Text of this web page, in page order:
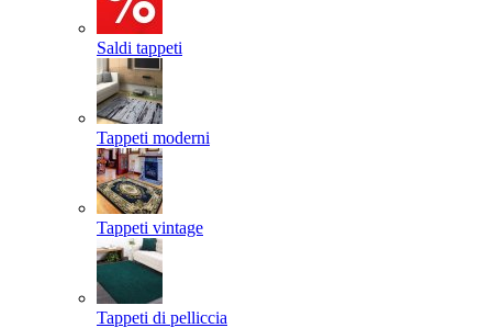
Saldi tappeti
Tappeti moderni
Tappeti vintage
Tappeti di pelliccia